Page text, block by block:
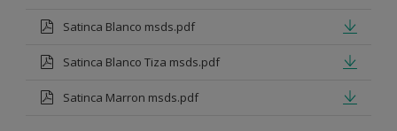
Satinca Blanco msds.pdf
Satinca Blanco Tiza msds.pdf
Satinca Marron msds.pdf